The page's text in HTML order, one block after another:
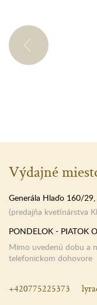
Výdajné
Generála Hlaďo 160/
(predajňa kvetinárstva
PONDELOK - PIATOK
Mimo uvedenú dobu a
telefonickom dohovore
+420775225373